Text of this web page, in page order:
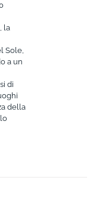
la
Sole,
a un
di
della